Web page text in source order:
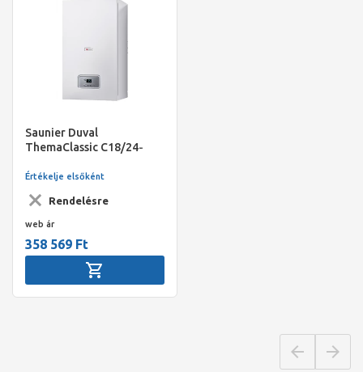
Saunier Duval
ThemaClassic C18/24-
kombi gázkazán
Rendelésre
Értékelje elsőként
web ár
358 569 Ft